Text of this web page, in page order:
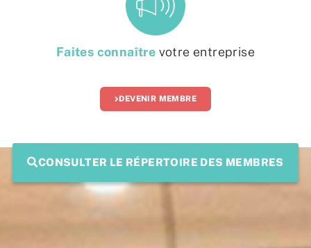
Faites connaître votre entreprise
DEVENIR MEMBRE
CONSULTER LE RÉPERTOIRE DES MEMBRES